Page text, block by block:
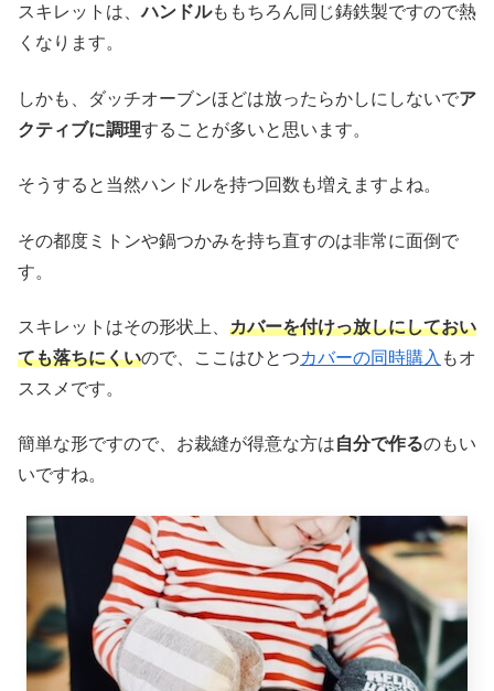
スキレットは、ハンドルももちろん同じ鋳鉄製ですので熱
くなります。
しかも、ダッチオーブンほどは放ったらかしにしないでア
クティブに調理することが多いと思います。
そうすると当然ハンドルを持つ回数も増えますよね。
その都度ミトンや鍋つかみを持ち直すのは非常に面倒で
す。
スキレットはその形状上、 カバーを付けっ放しにしておい
ても落ちにくいので、ここはひとつカバーの同時購入 もオ
ススメです。
簡単な形ですので、お裁縫が得意な方は自分で作るのもい
いですね。